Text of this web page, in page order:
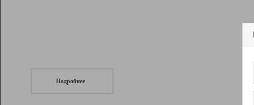
Подробнее